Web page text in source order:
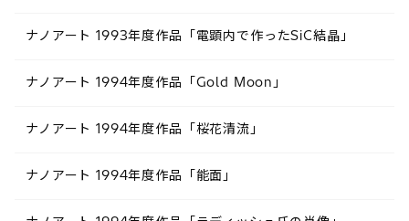
ナノアート 1993年度作品「電顕内で作ったSiC結晶」
ナノアート 1994年度作品「Gold Moon」
ナノアート 1994年度作品「桜花清流」
ナノアート 1994年度作品「能面」